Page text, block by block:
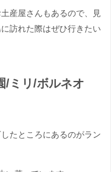
産屋さんもあるので、見
訪れた際はぜひ行きたい
/ミリ/ボルネオ
たところにあるのがラン